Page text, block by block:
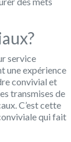
service
une expérience
convivial et
transmises de
C’est cette
qui fait